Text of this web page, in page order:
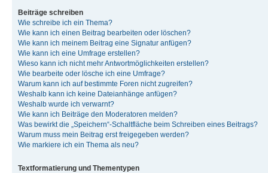
Beiträge schreiben
Wie schreibe ich ein Thema?
Wie kann ich einen Beitrag bearbeiten oder löschen?
Wie kann ich meinem Beitrag eine Signatur anfügen?
Wie kann ich eine Umfrage erstellen?
Wieso kann ich nicht mehr Antwortmöglichkeiten erstellen?
Wie bearbeite oder lösche ich eine Umfrage?
Warum kann ich auf bestimmte Foren nicht zugreifen?
Weshalb kann ich keine Dateianhänge anfügen?
Weshalb wurde ich verwarnt?
Wie kann ich Beiträge den Moderatoren melden?
Was bewirkt die „Speichern“-Schaltfläche beim Schreiben eines Beitrags?
Warum muss mein Beitrag erst freigegeben werden?
Wie markiere ich ein Thema als neu?
Textformatierung und Thementypen